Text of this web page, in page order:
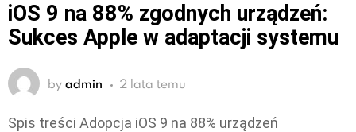
iOS 9 na 88% zgodnych urządzeń:
Sukces Apple w adaptacji systemu
by admin 2 lata temu
Spis treści Adopcja iOS 9 na 88% urządzeń